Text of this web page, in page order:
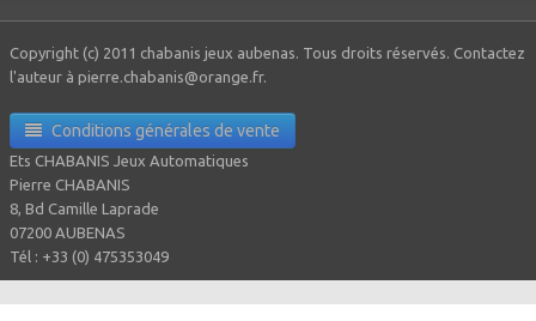
Copyright (c) 2011 chabanis jeux aubenas. Tous droits réservés. Contactez
l'auteur à pierre.chabanis@orange.fr.
Conditions générales de vente
Ets CHABANIS Jeux Automatiques
Pierre CHABANIS
8, Bd Camille Laprade
07200 AUBENAS
Tél : +33 (0) 475353049